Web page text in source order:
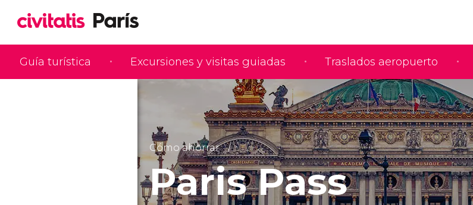
Guía turística Excursiones y visitas guiadas Traslados aeropuerto
Cómo ahorrar
Paris Pass